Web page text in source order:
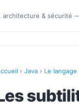
architecture & sécurité
› Java › Le langage